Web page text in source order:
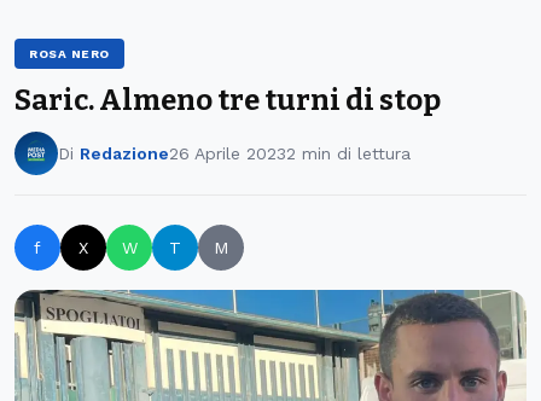
ROSA NERO
Saric. Almeno tre turni di stop
Di Redazione26 Aprile 20232 min di lettura
f X W T M